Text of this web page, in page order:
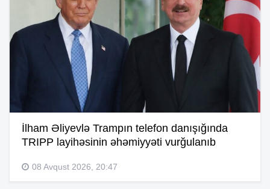
İlham Əliyevlə Trampın telefon danışığında
TRIPP layihəsinin əhəmiyyəti vurğulanıb
08 Avqust 2026, 20:47